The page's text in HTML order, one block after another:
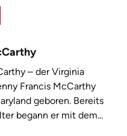
– der Virginia
Francis McCarthy
geboren. Bereits
begann er mit dem...